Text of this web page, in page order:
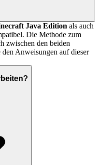
Java Edition als auch
Die Methode zum
zwischen den beiden
Anweisungen auf dieser